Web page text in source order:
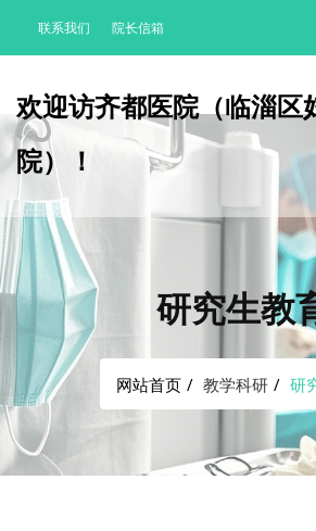
联系我们 院长信箱
欢迎访齐都医院（临淄区
院）！
研究生教
网站首页 教学科研 研